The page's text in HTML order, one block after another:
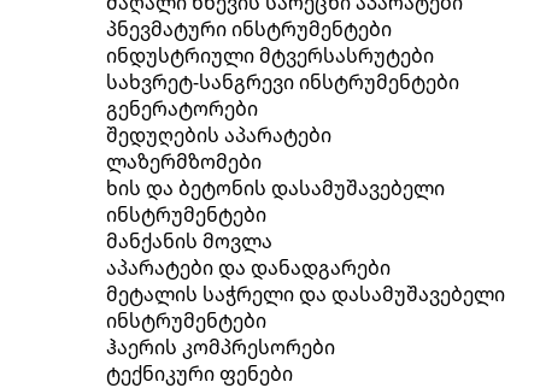
პნევმატური ინსტრუმენტები
ინდუსტრიული მტვერსასრუტები
სახვრეტ-სანგრევი ინსტრუმენტები
გენერატორები
შედუღების აპარატები
ლაზერმზომები
ხის და ბეტონის დასამუშავებელი
ინსტრუმენტები
მანქანის მოვლა
აპარატები და დანადგარები
მეტალის საჭრელი და დასამუშავებელი
ინსტრუმენტები
ჰაერის კომპრესორები
ტექნიკური ფენები